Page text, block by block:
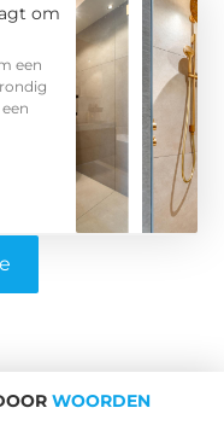
om
een
WOORDEN